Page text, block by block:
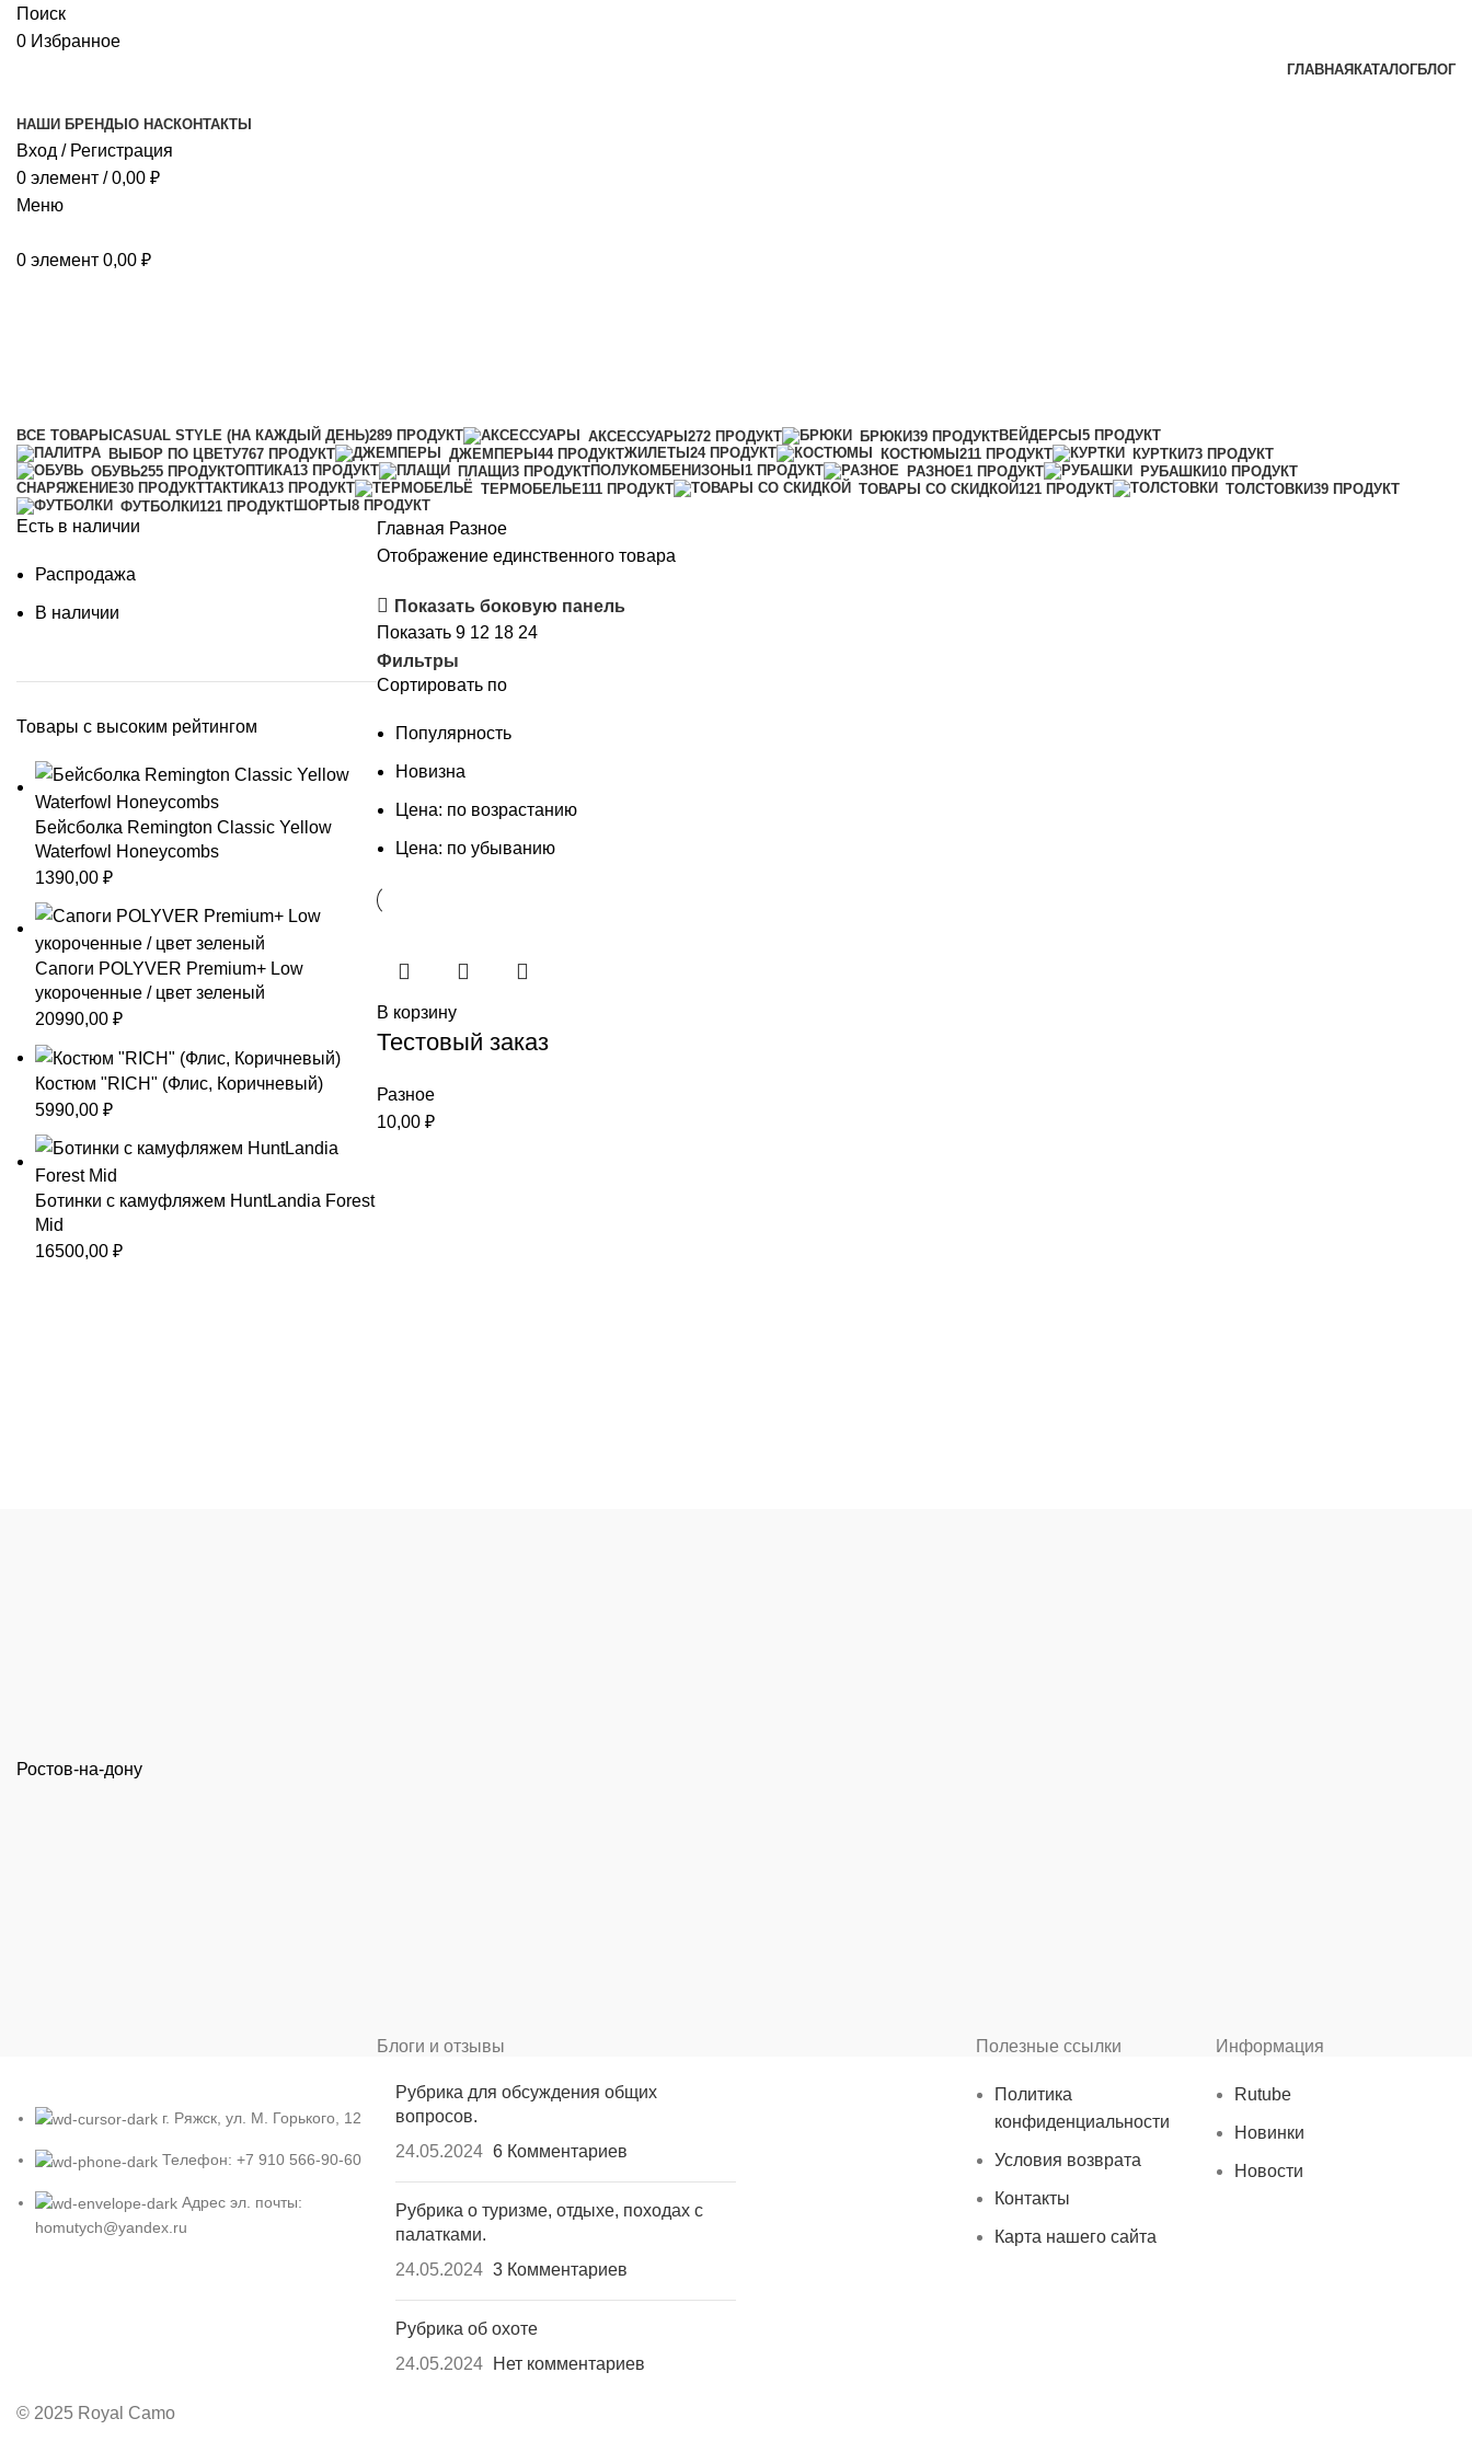
Поиск
0 Избранное
ГЛАВНАЯ КАТАЛОГБЛОГ
НАШИ БРЕНДЫ О НАСКОНТАКТЫ
Вход / Регистрация
0 элемент / 0,00 ₽
Меню
0 элемент 0,00 ₽
ВСЕ ТОВАРЫ CASUAL STYLE (НА КАЖДЫЙ ДЕНЬ)289 ПРОДУКТ АКСЕССУАРЫ272 ПРОДУКТ БРЮКИ39 ПРОДУКТВЕЙДЕРСЫ 5 ПРОДУКТ
ВЫБОР ПО ЦВЕТУ767 ПРОДУКТ ДЖЕМПЕРЫ44 ПРОДУКТЖИЛЕТЫ 24 ПРОДУКТ КОСТЮМЫ211 ПРОДУКТ КУРТКИ73 ПРОДУКТ
ОБУВЬ255 ПРОДУКТОПТИКА13 ПРОДУКТ ПЛАЩИ3 ПРОДУКТПОЛУКОМБЕНИЗОНЫ 1 ПРОДУКТ РАЗНОЕ1 ПРОДУКТ РУБАШКИ10 ПРОДУКТ
СНАРЯЖЕНИЕ30 ПРОДУКТТАКТИКА13 ПРОДУКТ ТЕРМОБЕЛЬЕ111 ПРОДУКТ ТОВАРЫ СО СКИДКОЙ121 ПРОДУКТ ТОЛСТОВКИ39 ПРОДУКТ
ФУТБОЛКИ121 ПРОДУКТШОРТЫ 8 ПРОДУКТ
Есть в наличии
Распродажа
В наличии
Товары с высоким рейтингом
Бейсболка Remington Classic Yellow
Waterfowl Honeycombs
1390,00 ₽
Сапоги POLYVER Premium+ Low
укороченные / цвет зеленый
20990,00 ₽
Костюм "RICH" (Флис, Коричневый)
5990,00 ₽
Ботинки с камуфляжем HuntLandia Forest
Mid
16500,00 ₽
Главная Разное
Отображение единственного товара
Показать боковую панель
Показать 9 12 18 24
Фильтры
Сортировать по
Популярность
Новизна
Цена: по возрастанию
Цена: по убыванию
В корзину
Тестовый заказ
Разное
10,00 ₽
Ростов-на-дону
г. Ряжск, ул. М. Горького, 12
Телефон: +7 910 566-90-60
Адрес эл. почты:
homutych@yandex.ru
Блоги и отзывы
Рубрика для обсуждения общих
вопросов.
24.05.2024 6 Комментариев
Рубрика о туризме, отдыхе, походах с
палатками.
24.05.2024 3 Комментариев
Рубрика об охоте
24.05.2024
Нет комментариев
Полезные ссылки
Политика
конфиденциальности
Условия возврата
Контакты
Карта нашего сайта
Информация
Rutube
Новинки
Новости
© 2025 Royal Camo